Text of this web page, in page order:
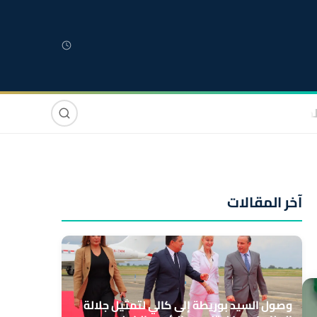
صوت وصورة
آخر المقالات
وصول السيد بوريطة إلى كالي لتمثيل جلالة